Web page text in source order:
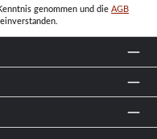
genommen und die AGB